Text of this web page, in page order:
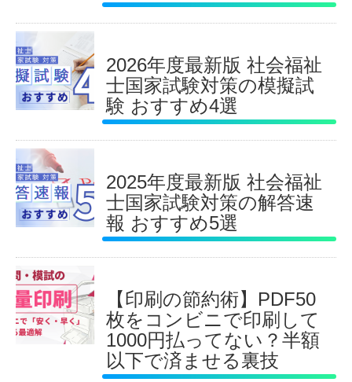
2026年度最新版 社会福祉
士国家試験対策の模擬試
験 おすすめ4選
2025年度最新版 社会福祉
士国家試験対策の解答速
報 おすすめ5選
【印刷の節約術】PDF50
枚をコンビニで印刷して
1000円払ってない？半額
以下で済ませる裏技